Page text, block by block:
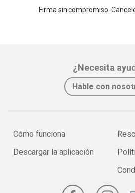
Firma sin compromiso.
¿Necesita
Hable con
Cómo funciona
Descargar la aplicación